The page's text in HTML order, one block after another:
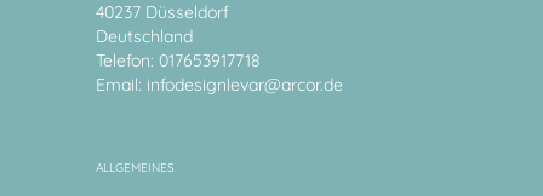
40237 Düsseldorf
Deutschland
Telefon: 017653917718
Email: infodesignlevar@arcor.de
ALLGEMEINES